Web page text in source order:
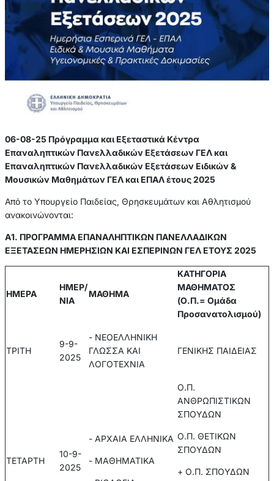
06-08-25 Πρόγραμμα και Εξεταστικά Κέντρα
Επαναληπτικών Πανελλαδικών Εξετάσεων ΓΕΛ και
Επαναληπτικών Πανελλαδικών Εξετάσεων Ειδικών &
Μουσικών Μαθημάτων ΓΕΛ και ΕΠΑΛ έτους 2025
Από το Υπουργείο Παιδείας, Θρησκευμάτων και Αθλητισμού
ανακοινώνονται:
Α1. ΠΡΟΓΡΑΜΜΑ ΕΠΑΝΑΛΗΠΤΙΚΩΝ ΠΑΝΕΛΛΑΔΙΚΩΝ
ΕΞΕΤΑΣΕΩΝ ΗΜΕΡΗΣΙΩΝ ΚΑΙ ΕΣΠΕΡΙΝΩΝ ΓΕΛ ΕΤΟΥΣ 2025
ΗΜΕΡΑ
ΗΜΕΡ/
ΝΙΑ
ΜΑΘΗΜΑ
ΚΑΤΗΓΟΡΙΑ
ΜΑΘΗΜΑΤΟΣ
(Ο.Π.= Ομάδα
Προσανατολισμού)
ΤΡΙΤΗ
9-9-
2025
- ΝΕΟΕΛΛΗΝΙΚΗ
ΓΛΩΣΣΑ ΚΑΙ
ΛΟΓΟΤΕΧΝΙΑ
ΓΕΝΙΚΗΣ ΠΑΙΔΕΙΑΣ
ΤΕΤΑΡΤΗ
10-9-
2025
- ΑΡΧΑΙΑ ΕΛΛΗΝΙΚΑ
- ΜΑΘΗΜΑΤΙΚΑ
Ο.Π.
ΑΝΘΡΩΠΙΣΤΙΚΩΝ
ΣΠΟΥΔΩΝ
Ο.Π. ΘΕΤΙΚΩΝ
ΣΠΟΥΔΩΝ
+ Ο.Π. ΣΠΟΥΔΩΝ